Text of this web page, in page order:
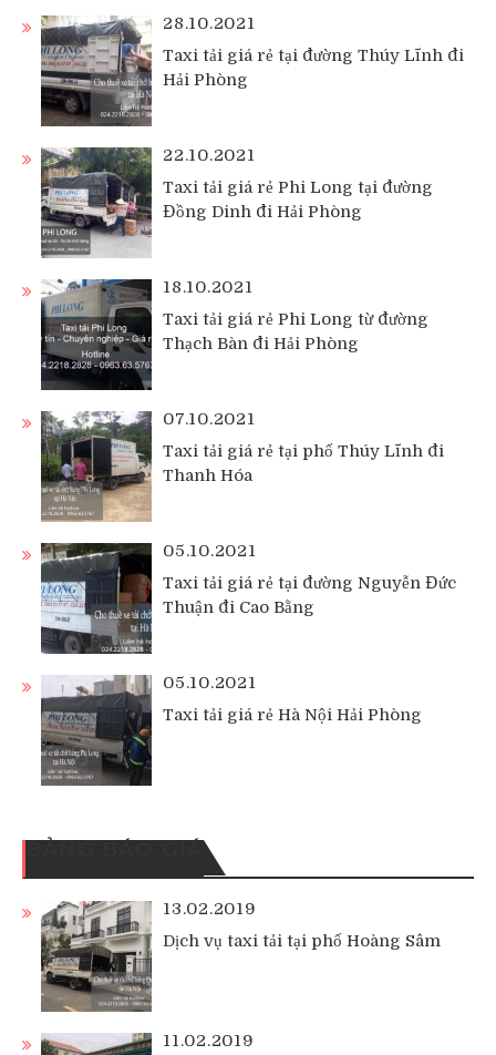
28.10.2021
Taxi tải giá rẻ tại đường Thúy Lĩnh đi
Hải Phòng
22.10.2021
Taxi tải giá rẻ Phi Long tại đường
Đồng Dinh đi Hải Phòng
18.10.2021
Taxi tải giá rẻ Phi Long từ đường
Thạch Bàn đi Hải Phòng
07.10.2021
Taxi tải giá rẻ tại phố Thúy Lĩnh đi
Thanh Hóa
05.10.2021
Taxi tải giá rẻ tại đường Nguyễn Đức
Thuận đi Cao Bằng
05.10.2021
Taxi tải giá rẻ Hà Nội Hải Phòng
BẢNG BÁO GIÁ
13.02.2019
Dịch vụ taxi tải tại phố Hoàng Sâm
11.02.2019